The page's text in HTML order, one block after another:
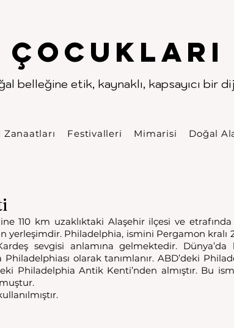
Çocukları
belleğine etik, kaynaklı, kapsayıcı bir
Zanaatları Festivalleri Mimarisi Doğal
110 km uzaklıktaki Alaşehir ilçesi ve
yerleşimdir. Philadelphia, ismini Pergamon kralı
sevgisi anlamına gelmektedir. Dünya’da
olarak tanımlanır. ABD’deki
Philadelphia Antik Kenti’nden almıştır. Bu